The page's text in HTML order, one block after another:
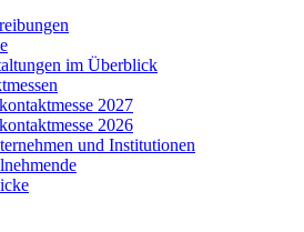
im Überblick
2027
2026
und Institutionen